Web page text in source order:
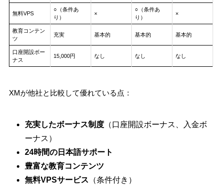
無料VPS
○（条件あ
り）
×
○（条件あ
り）
×
教育コンテン
ツ
充実 基本的 基本的 基本的
口座開設ボー
ナス
15,000円 なし なし なし
XMが他社と比較して優れている点：
充実したボーナス制度（口座開設ボーナス、入金ボ
ーナス）
24時間の日本語サポート
豊富な教育コンテンツ
無料VPSサービス （条件付き）